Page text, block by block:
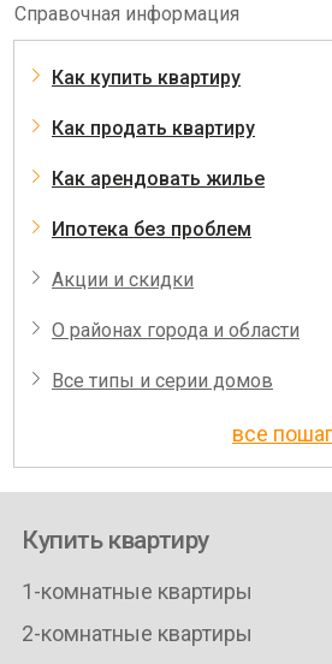
Справочная информация
Как купить квартиру
Как продать квартиру
Как арендовать жилье
Ипотека без проблем
Акции и скидки
О районах города и области
Все типы и серии домов
все
Купить квартиру
1-комнатные квартиры
2-комнатные квартиры